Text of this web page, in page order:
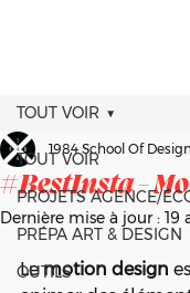
TOUT VOIR
PROJETS AGENCE/
PRÉPA ART & DESIGN
OUTILS
TOUT VOIR
#BestInsta -
1984 School Of Design
Dernière mise à jour : 19
Le motion design